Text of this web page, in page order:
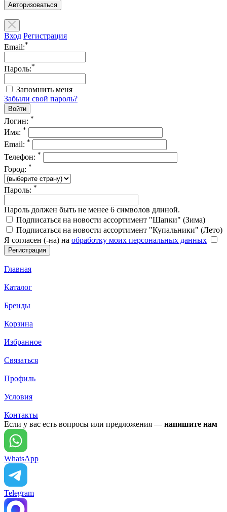
Авторизоваться
Вход Регистрация
Email:*
Пароль:*
Запомнить меня
Забыли свой пароль?
Логин: *
Имя: *
Email: *
Телефон: *
Город: *
Пароль: *
Пароль должен быть не менее 6 символов длиной.
Подписаться на новости ассортимент "Шапки" (Зима)
Подписаться на новости ассортимент "Купальники" (Лето)
Я согласен (-на) на обработку моих персональных данных
Главная
Каталог
Бренды
Корзина
Избранное
Связаться
Профиль
Условия
Контакты
Если у вас есть вопросы или предложения — напишите нам
WhatsApp
Telegram